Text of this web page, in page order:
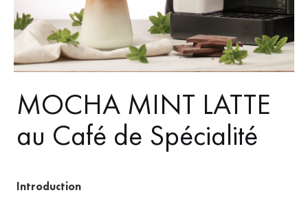
MOCHA MINT LATTE
au Café de Spécialité
Introduction